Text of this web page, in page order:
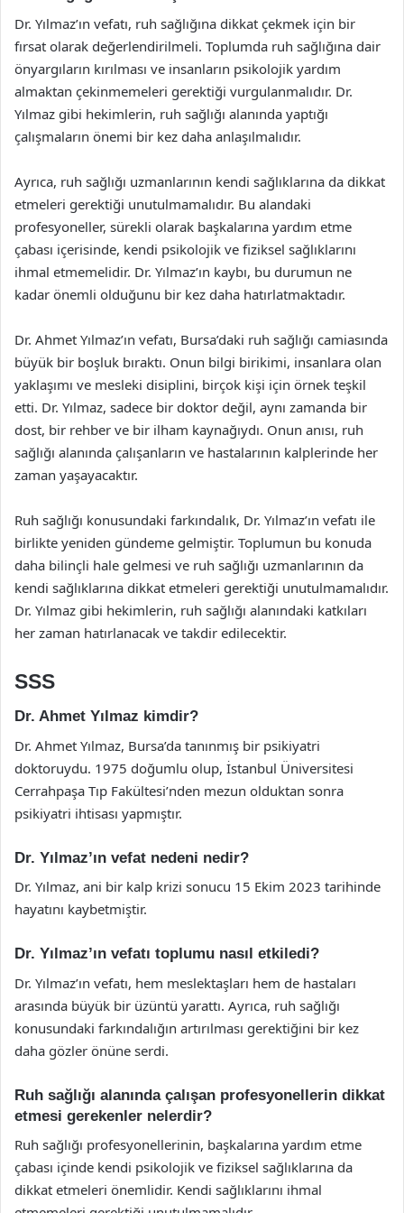
Dr. Yılmaz’ın vefatı, ruh sağlığına dikkat çekmek için bir
fırsat olarak değerlendirilmeli. Toplumda ruh sağlığına dair
önyargıların kırılması ve insanların psikolojik yardım
almaktan çekinmemeleri gerektiği vurgulanmalıdır. Dr.
Yılmaz gibi hekimlerin, ruh sağlığı alanında yaptığı
çalışmaların önemi bir kez daha anlaşılmalıdır.
Ayrıca, ruh sağlığı uzmanlarının kendi sağlıklarına da dikkat
etmeleri gerektiği unutulmamalıdır. Bu alandaki
profesyoneller, sürekli olarak başkalarına yardım etme
çabası içerisinde, kendi psikolojik ve fiziksel sağlıklarını
ihmal etmemelidir. Dr. Yılmaz’ın kaybı, bu durumun ne
kadar önemli olduğunu bir kez daha hatırlatmaktadır.
Dr. Ahmet Yılmaz’ın vefatı, Bursa’daki ruh sağlığı camiasında
büyük bir boşluk bıraktı. Onun bilgi birikimi, insanlara olan
yaklaşımı ve mesleki disiplini, birçok kişi için örnek teşkil
etti. Dr. Yılmaz, sadece bir doktor değil, aynı zamanda bir
dost, bir rehber ve bir ilham kaynağıydı. Onun anısı, ruh
sağlığı alanında çalışanların ve hastalarının kalplerinde her
zaman yaşayacaktır.
Ruh sağlığı konusundaki farkındalık, Dr. Yılmaz’ın vefatı ile
birlikte yeniden gündeme gelmiştir. Toplumun bu konuda
daha bilinçli hale gelmesi ve ruh sağlığı uzmanlarının da
kendi sağlıklarına dikkat etmeleri gerektiği unutulmamalıdır.
Dr. Yılmaz gibi hekimlerin, ruh sağlığı alanındaki katkıları
her zaman hatırlanacak ve takdir edilecektir.
SSS
Dr. Ahmet Yılmaz kimdir?
Dr. Ahmet Yılmaz, Bursa’da tanınmış bir psikiyatri
doktoruydu. 1975 doğumlu olup, İstanbul Üniversitesi
Cerrahpaşa Tıp Fakültesi’nden mezun olduktan sonra
psikiyatri ihtisası yapmıştır.
Dr. Yılmaz’ın vefat nedeni nedir?
Dr. Yılmaz, ani bir kalp krizi sonucu 15 Ekim 2023 tarihinde
hayatını kaybetmiştir.
Dr. Yılmaz’ın vefatı toplumu nasıl etkiledi?
Dr. Yılmaz’ın vefatı, hem meslektaşları hem de hastaları
arasında büyük bir üzüntü yarattı. Ayrıca, ruh sağlığı
konusundaki farkındalığın artırılması gerektiğini bir kez
daha gözler önüne serdi.
Ruh sağlığı alanında çalışan profesyonellerin dikkat
etmesi gerekenler nelerdir?
Ruh sağlığı profesyonellerinin, başkalarına yardım etme
çabası içinde kendi psikolojik ve fiziksel sağlıklarına da
dikkat etmeleri önemlidir. Kendi sağlıklarını ihmal